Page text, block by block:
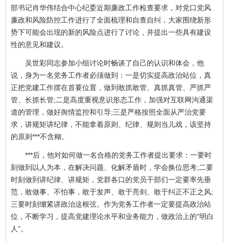
部书记肖华伟结合中心纪委近期廉政工作检查要求，对党口党风
廉政和风险防控工作进行了全面梳理和自查自纠，大家围绕新形
势下可能会出现的新的风险点进行了讨论，并提出一些具有建设
性的意见和建议。
吴世彩同志参加小组讨论时畅谈了自己的认识和体会，他
说，身为一名党务工作者必须做到：一是切实提高政治站位，真
正把党建工作摆在首要位置，做到敢抓敢管、真抓真管、严抓严
管、长抓长管;二是高度重视意识形态工作，加强对互联网沟通渠
道的管理，做好舆情监控和引导;三是严格按照全面从严治党要
求，讲规矩讲纪律，不能拿着原则、纪律、规则当儿戏，该坚持
的原则***不含糊。
***后，他对如何做一名合格的党务工作者提出要求：一要时
刻做到以人为本，在解决问题、化解矛盾时，学会换位思考;二要
时刻做到讲纪律、讲规矩，党群各口的党员干部们一定要率先垂
范，敢做事、不怕事，敢于发声、敢于亮剑、敢于纠正不正之风;
三要时刻绷紧讲政治这根弦。作为党务工作者一定要提高政治站
位，不断学习，提高党建理论水平和业务能力，做政治上的“明白
人”。